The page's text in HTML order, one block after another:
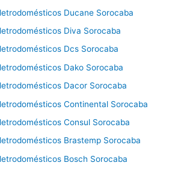
Ducane Sorocaba
Diva Sorocaba
Dcs Sorocaba
Dako Sorocaba
Dacor Sorocaba
Continental Sorocaba
Consul Sorocaba
Brastemp Sorocaba
Bosch Sorocaba